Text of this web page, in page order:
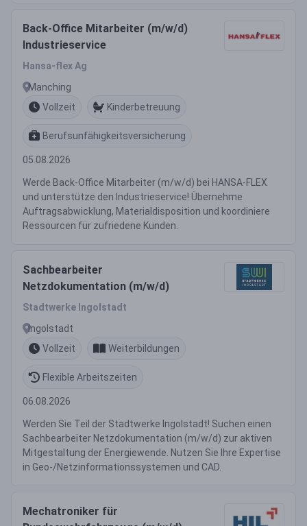
Back-Office Mitarbeiter (m/w/d)
Industrieservice
Hansa-flex Ag
Manching
Vollzeit
Kinderbetreuung
Berufsunfähigkeitsversicherung
05.08.2026
Werde Back-Office Mitarbeiter (m/w/d) bei HANSA-FLEX
und unterstütze den Industrieservice! Übernehme
Auftragsabwicklung, Materialdisposition und koordiniere
Ressourcen für zufriedene Kunden.
Sachbearbeiter
Netzdokumentation (m/w/d)
Stadtwerke Ingolstadt
Ingolstadt
Vollzeit
Weiterbildungen
Flexible Arbeitszeiten
06.08.2026
Werden Sie Teil der Stadtwerke Ingolstadt! Suchen einen
Sachbearbeiter Netzdokumentation (m/w/d) zur aktiven
Mitgestaltung der Energiewende. Nutzen Sie Ihre Expertise
in Geo-/Netzinformationssystemen und CAD.
Mechatroniker für